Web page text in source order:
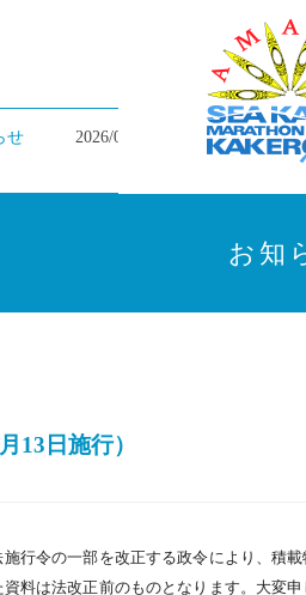
2026/07/05
大会終了の御礼と大会
お知
13日施行）
施行令の一部を改正する政令により、積
料は法改正前のものとなります。大変申